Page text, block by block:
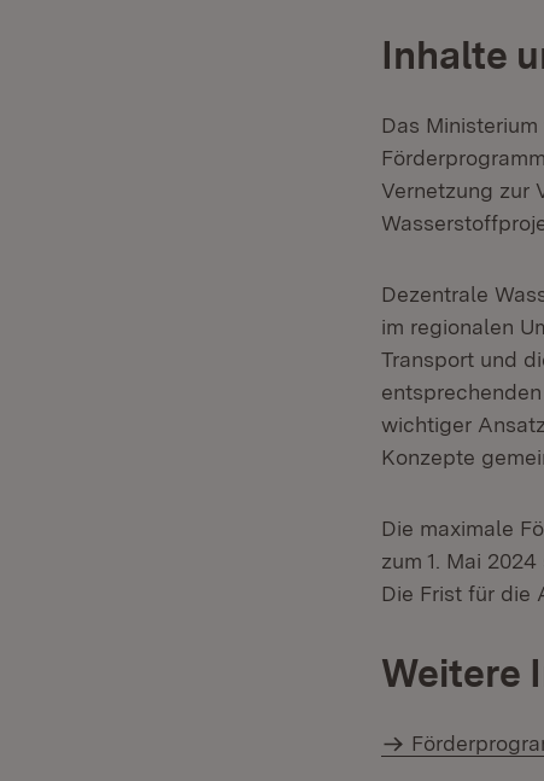
Inhalte
Das
Vernetzung zur
Dezentrale
im regionalen
Transport und
wichtiger
Konzepte
Die maximale
zum 1. Mai
Die Frist für die
Weitere